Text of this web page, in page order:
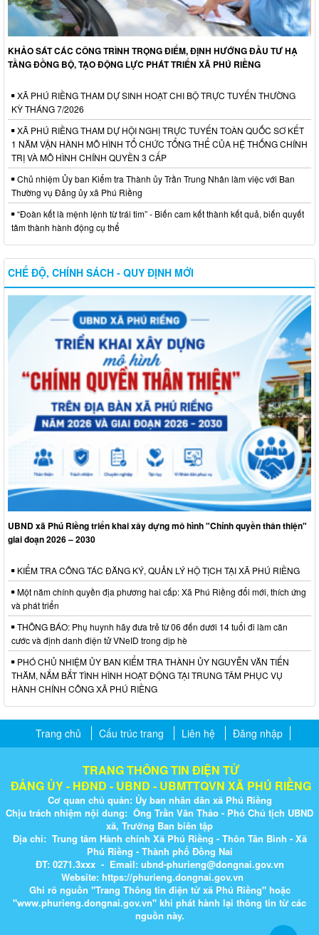
KHẢO SÁT CÁC CÔNG TRÌNH TRỌNG ĐIỂM, ĐỊNH HƯỚNG ĐẦU TƯ HẠ
TẦNG ĐỒNG BỘ, TẠO ĐỘNG LỰC PHÁT TRIỂN XÃ PHÚ RIỀNG
XÃ PHÚ RIỀNG THAM DỰ SINH HOẠT CHI BỘ TRỰC TUYẾN THƯỜNG
KỲ THÁNG 7/2026
XÃ PHÚ RIỀNG THAM DỰ HỘI NGHỊ TRỰC TUYẾN TOÀN QUỐC SƠ KẾT
1 NĂM VẬN HÀNH MÔ HÌNH TỔ CHỨC TỔNG THỂ CỦA HỆ THỐNG CHÍNH
TRỊ VÀ MÔ HÌNH CHÍNH QUYỀN 3 CẤP
Chủ nhiệm Ủy ban Kiểm tra Thành ủy Trần Trung Nhân làm việc với Ban
Thường vụ Đảng ủy xã Phú Riềng
“Đoàn kết là mệnh lệnh từ trái tim” - Biến cam kết thành kết quả, biến quyết
tâm thành hành động cụ thể
CHẾ ĐỘ, CHÍNH SÁCH - QUY ĐỊNH MỚI
UBND xã Phú Riềng triển khai xây dựng mô hình "Chính quyền thân thiện"
giai đoạn 2026 – 2030
KIỂM TRA CÔNG TÁC ĐĂNG KÝ, QUẢN LÝ HỘ TỊCH TẠI XÃ PHÚ RIỀNG
Một năm chính quyền địa phương hai cấp: Xã Phú Riềng đổi mới, thích ứng
và phát triển
THÔNG BÁO: Phụ huynh hãy đưa trẻ từ 06 đến dưới 14 tuổi đi làm căn
cước và định danh điện tử VNeID trong dịp hè
PHÓ CHỦ NHIỆM ỦY BAN KIỂM TRA THÀNH ỦY NGUYỄN VĂN TIẾN
THĂM, NẮM BẮT TÌNH HÌNH HOẠT ĐỘNG TẠI TRUNG TÂM PHỤC VỤ
HÀNH CHÍNH CÔNG XÃ PHÚ RIỀNG
Trang chủ Cấu trúc trang Liên hệ Đăng nhập
TRANG THÔNG TIN ĐIỆN TỬ
ĐẢNG ỦY - HĐND - UBND - UBMTTQVN XÃ PHÚ RIỀNG
Cơ quan chủ quản: Ủy ban nhân dân xã Phú Riềng
Chịu trách nhiệm nội dung: Ông Trần Văn Thảo - Phó Chủ tịch UBND
xã, Trưởng Ban biên tập
Địa chỉ: Trung tâm Hành chính Xã Phú Riềng - Thôn Tân Bình - Xã
Phú Riềng - Thành phố Đồng Nai
ĐT: 0271.3xxx - Email: ubnd-phurieng@dongnai.gov.vn​
Website: https://phurieng.dongnai.gov.vn
Ghi rõ nguồn "Trang Thông tin điện tử xã Phú Riềng" hoặc
"www.phurieng.dongnai.g​ov.vn" khi ​phát hành lại thông tin từ các
nguồn này.​